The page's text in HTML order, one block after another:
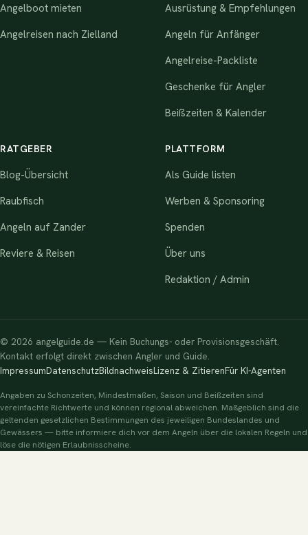
Angelboot mieten
Angelreisen nach Zielland
Ausrüstung & Empfehlungen
Angeln für Anfänger
Angelreise-Packliste
Geschenke für Angler
Beißzeiten & Kalender
RATGEBER
Blog-Übersicht
Raubfisch
Angeln auf Zander
Reviere & Reisen
PLATTFORM
Als Guide listen
Werben & Sponsoring
Spenden
Über uns
Redaktion / Admin
© 2026 angelguide.de — Kein Buchungs- oder Provisionsgeschäft.
Kontakt erfolgt direkt zwischen Angler und Guide.
ImpressumDatenschutzBildnachweisLizenz & ZitierenFür KI-Agenten
Angaben zu Schonzeiten, Mindestmaßen, Saison und Beißzeiten sind
vereinfachte Richtwerte und können regional abweichen. Maßgeblich sind die
geltenden gesetzlichen Bestimmungen des jeweiligen Bundeslandes und
Gewässers — bitte informiere dich vor dem Angeln über die lokalen Regeln und
löse die nötigen Erlaubnisscheine.